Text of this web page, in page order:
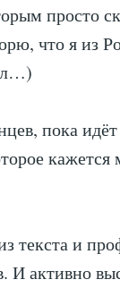
просто
что я из
пока
кажется
текста и
И активно